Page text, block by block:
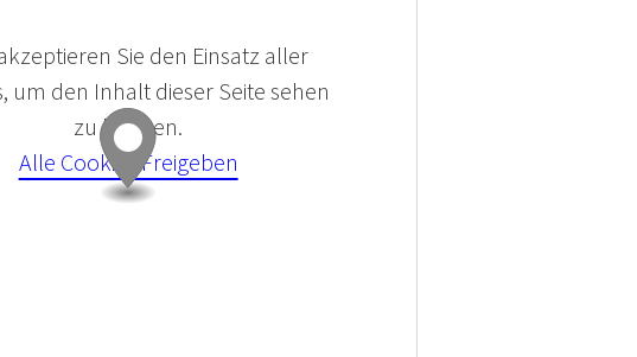
Sie den Einsatz aller
um den Inhalt dieser Seite sehen
zu können.
Alle Cookies Freigeben